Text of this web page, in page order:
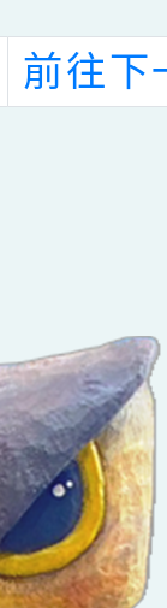
前往下